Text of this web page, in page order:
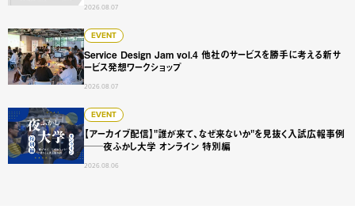
2026.08.07
EVENT
Service Design Jam vol.4 他社のサービスを勝手に考える新サ
ービス発想ワークショップ
2026.08.07
Service Design Jam vol.4 他社のサービスを勝手に考える
EVENT
【アーカイブ配信】"誰が来て、なぜ来ないか"を見抜く入試広報事例
──夜ふかし大学 オンライン 特別編
2026.08.06
【アーカイブ配信】"誰が来て、なぜ来ないか"を見抜く入